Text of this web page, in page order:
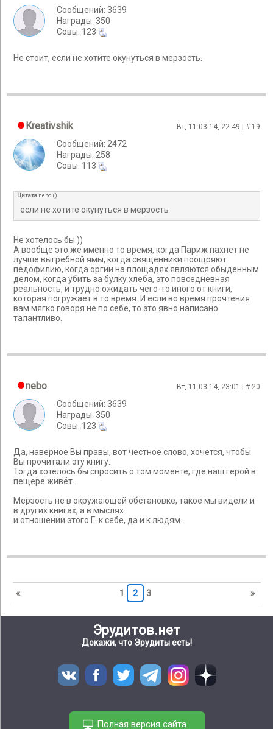
Сообщений: 3639
Награды: 350
Cовы: 123
Не стоит, если не хотите окунуться в мерзость.
Kreativshik Вт, 11.03.14, 22:49 | # 19
Сообщений: 2472
Награды: 258
Cовы: 113
Цитата nebo ()
если не хотите окунуться в мерзость
Не хотелось бы.))
А вообще это же именно то время, когда Париж пахнет не
лучше выгребной ямы, когда священники поощряют
педофилию, когда оргии на площадях являются обыденным
делом, когда убить за булку хлеба, это повседневная
реальность, и трудно ожидать чего-то иного от книги,
которая погружает в то время. И если во время прочтения
вам мягко говоря не по себе, то это явно написано
талантливо.
nebo Вт, 11.03.14, 23:01 | # 20
Сообщений: 3639
Награды: 350
Cовы: 123
Да, наверное Вы правы, вот честное слово, хочется, чтобы
Вы прочитали эту книгу.
Тогда хотелось бы спросить о том моменте, где наш герой в
пещере живёт.
Мерзость не в окружающей обстановке, такое мы видели и
в других книгах, а в мыслях
и отношении этого Г. к себе, да и к людям.
« 1 2 3 »
Эрудитов.нет
Докажи, что Эрудиты есть!
Полная версия сайта